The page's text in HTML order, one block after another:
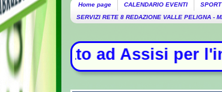
Home page CALENDARIO EVENTI SPORT
SERVIZI RETE 8 REDAZIONE VALLE PELIGNA -
per l'incontro con i